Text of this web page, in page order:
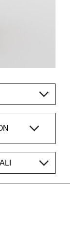
STEP, PALI